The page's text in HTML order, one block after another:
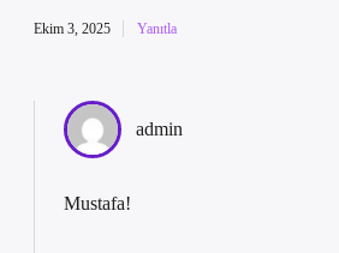
Ekim 3, 2025 Yanıtla
admin
Mustafa!